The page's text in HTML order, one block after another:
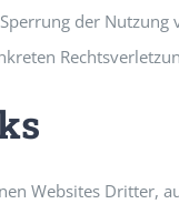
der
Websites Dritter,